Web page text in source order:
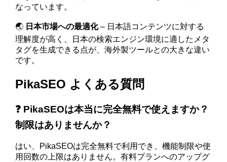
なっています。
🌏 日本市場への最適化– 日本語コンテンツに対する
理解度が高く、日本の検索エンジン環境に適したメタ
タグを生成できる点が、海外製ツールとの大きな違い
です。
PikaSEO よくある質問
❓ PikaSEOは本当に完全無料で使えますか？
制限はありませんか？
はい、PikaSEOは完全無料で利用でき、機能制限や使
用回数の上限はありません。有料プランへのアップグ